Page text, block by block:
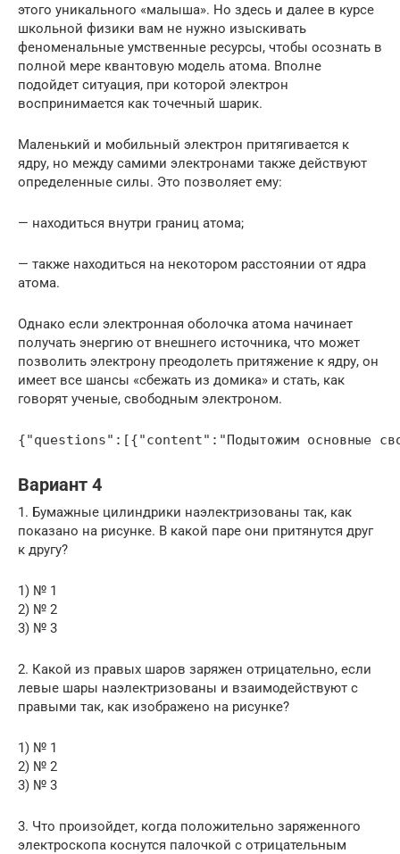
этого уникального «малыша». Но здесь и далее в курсе
школьной физики вам не нужно изыскивать
феноменальные умственные ресурсы, чтобы осознать в
полной мере квантовую модель атома. Вполне
подойдет ситуация, при которой электрон
воспринимается как точечный шарик.
Маленький и мобильный электрон притягивается к
ядру, но между самими электронами также действуют
определенные силы. Это позволяет ему:
— находиться внутри границ атома;
— также находиться на некотором расстоянии от ядра
атома.
Однако если электронная оболочка атома начинает
получать энергию от внешнего источника, что может
позволить электрону преодолеть притяжение к ядру, он
имеет все шансы «сбежать из домика» и стать, как
говорят ученые, свободным электроном.
{"questions":[{"content":"Подытожим основные
Вариант 4
1. Бумажные цилиндрики наэлектризованы так, как
показано на рисунке. В какой паре они притянутся друг
к другу?
1) № 1
2) № 2
3) № 3
2. Какой из правых шаров заряжен отрицательно, если
левые шары наэлектризованы и взаимодействуют с
правыми так, как изображено на рисунке?
1) № 1
2) № 2
3) № 3
3. Что произойдет, когда положительно заряженного
электроскопа коснутся палочкой с отрицательным